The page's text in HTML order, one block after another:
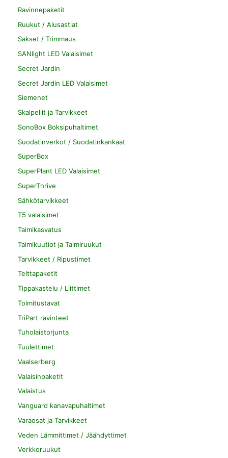
Ravinnepaketit
Ruukut / Alusastiat
Sakset / Trimmaus
SANlight LED Valaisimet
Secret Jardin
Secret Jardin LED Valaisimet
Siemenet
Skalpellit ja Tarvikkeet
SonoBox Boksipuhaltimet
Suodatinverkot / Suodatinkankaat
SuperBox
SuperPlant LED Valaisimet
SuperThrive
Sähkötarvikkeet
T5 valaisimet
Taimikasvatus
Taimikuutiot ja Taimiruukut
Tarvikkeet / Ripustimet
Telttapaketit
Tippakastelu / Liittimet
Toimitustavat
TriPart ravinteet
Tuholaistorjunta
Tuulettimet
Vaalserberg
Valaisinpaketit
Valaistus
Vanguard kanavapuhaltimet
Varaosat ja Tarvikkeet
Veden Lämmittimet / Jäähdyttimet
Verkkoruukut